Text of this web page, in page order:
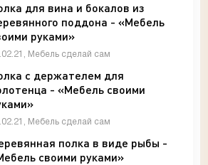
для вина и бокалов из
поддона - «Мебель
руками»
Мебель сделай сам
с держателем для
- «Мебель своими
Мебель сделай сам
полка в виде рыбы -
своими руками»